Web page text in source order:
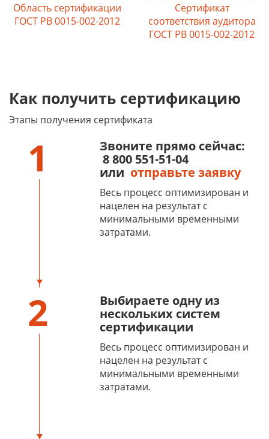
Область сертификации
ГОСТ РВ 0015-002-2012
Сертификат
соответствия аудитора
ГОСТ РВ 0015-002-2012
Как получить сертификацию
Этапы получения сертификата
1
Звоните прямо сейчас:
8 800 551-51-04
или отправьте заявку
Весь процесс оптимизирован и
нацелен на результат с
минимальными временными
затратами.
2
Выбираете одну из
нескольких систем
сертификации
Весь процесс оптимизирован и
нацелен на результат с
минимальными временными
затратами.